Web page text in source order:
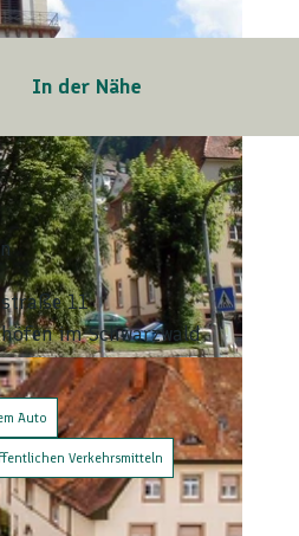
In der Nähe
11
im Schwarzwald
Auto
Verkehrsmitteln